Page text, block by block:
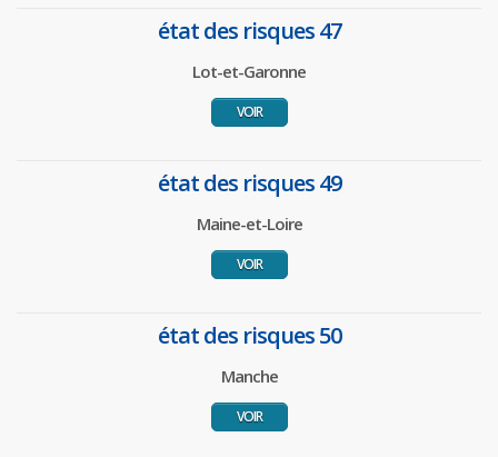
état des risques 47
Lot-et-Garonne
VOIR
état des risques 49
Maine-et-Loire
VOIR
état des risques 50
Manche
VOIR